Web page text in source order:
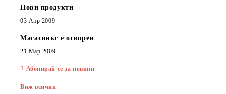
Нови продукти
03 Апр 2009
Магазинът е отворен
21 Мар 2009
Абонирай се за новини
Виж всички